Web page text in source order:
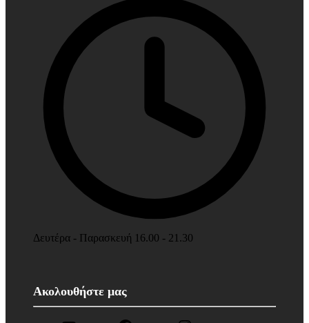
Δευτέρα - Παρασκευή 16.00 - 21.30
Ακολουθήστε μας